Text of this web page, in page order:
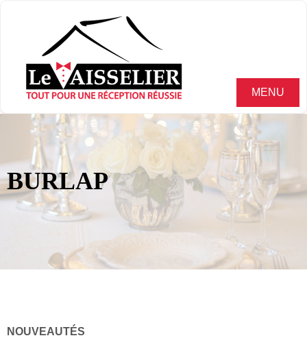
MENU
BURLAP
NOUVEAUTÉS